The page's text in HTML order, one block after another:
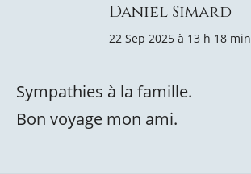
Daniel Simard
22 Sep 2025 à 13 h 18 min
Sympathies à la famille.
Bon voyage mon ami.